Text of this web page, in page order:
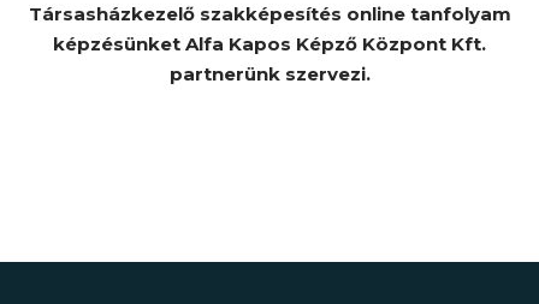
Társasházkezelő szakképesítés online tanfolyam
képzésünket Alfa Kapos Képző Központ Kft.
partnerünk szervezi.